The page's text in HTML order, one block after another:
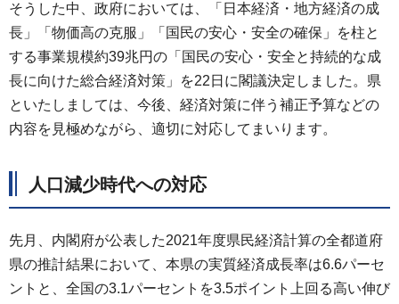
そうした中、政府においては、「日本経済・地方経済の成
長」「物価高の克服」「国民の安心・安全の確保」を柱と
する事業規模約39兆円の「国民の安心・安全と持続的な成
長に向けた総合経済対策」を22日に閣議決定しました。県
といたしましては、今後、経済対策に伴う補正予算などの
内容を見極めながら、適切に対応してまいります。
人口減少時代への対応
先月、内閣府が公表した2021年度県民経済計算の全都道府
県の推計結果において、本県の実質経済成長率は6.6パーセ
ントと、全国の3.1パーセントを3.5ポイント上回る高い伸び